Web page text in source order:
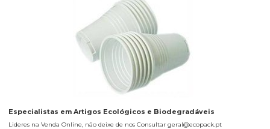
Especialistas em Artigos Ecológicos e Biodegradáveis
Lideres na Venda Online, não deixe de nos Consultar geral@ecopack.pt